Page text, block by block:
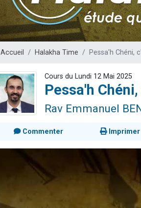
Accueil Halakha Time Pessa'h Chéni,
Cours du Lundi 12 Mai 2025
Pessa'h
Rav Emmanuel
Commenter Imprimer